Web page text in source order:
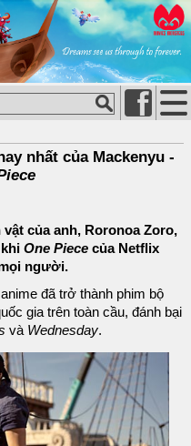
nhất của Mackenyu -
của anh, Roronoa Zoro,
One Piece của Netflix
người.
đã trở thành phim bộ
gia trên toàn cầu, đánh bại
và Wednesday.